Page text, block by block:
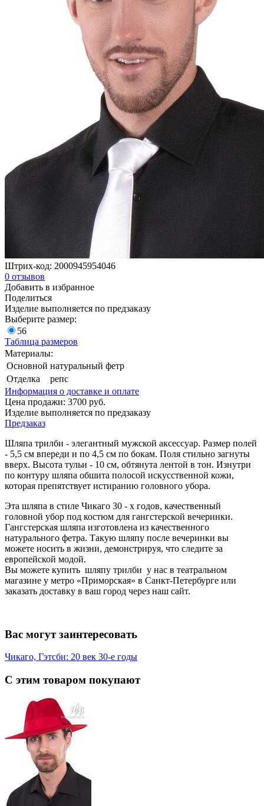
Штрих-код: 2000945954046
0 отзывов
Добавить в избранное
Поделиться
Изделие выполняется по предзаказу
Выберите размер:
56
Таблица размеров
Материалы:
Основной натуральный фетр
Отделка
репс
Информация о доставке и оплате
Цена продажи: 3700 руб.
Изделие выполняется по предзаказу
Предзаказ
Шляпа трилби - элегантный мужской аксессуар. Размер полей
- 5,5 см впереди и по 4,5 см по бокам. Поля стильно загнуты
вверх. Высота тульи - 10 см, обтянута лентой в тон. Изнутри
по контуру шляпа обшита полосой искусственной кожи,
которая препятствует истиранию головного убора.
Эта шляпа в стиле Чикаго 30 - х годов, качественный
головной убор под костюм для гангстерской вечеринки.
Гангстерская шляпа изготовлена из качественного
натурального фетра. Такую шляпу после вечеринки вы
можете носить в жизни, демонстрируя, что следите за
европейской модой.
Вы можете купить шляпу трилби у нас в театральном
магазине у метро «Приморская» в Санкт-Петербурге или
заказать доставку в ваш город через наш сайт.
Вас могут заинтересовать
Чикаго, Гэтсби: 20 век 30-е годы
С этим товаром покупают